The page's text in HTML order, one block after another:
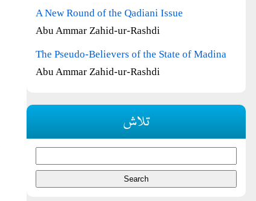
A New Round of the Qadiani Issue
Abu Ammar Zahid-ur-Rashdi
The Pseudo-Believers of the State of Madina
Abu Ammar Zahid-ur-Rashdi
تلاش